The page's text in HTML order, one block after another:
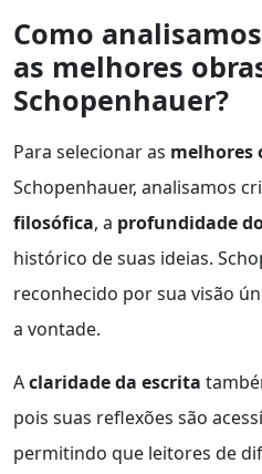
Como
as melhores
Schopenhauer?
Para selecionar as melhores
Schopenhauer, analisamos
filosófica, a profundidade
histórico de suas ideias.
reconhecido por sua visão
a vontade.
Aclaridade da escrita
pois suas reflexões são
permitindo que leitores de